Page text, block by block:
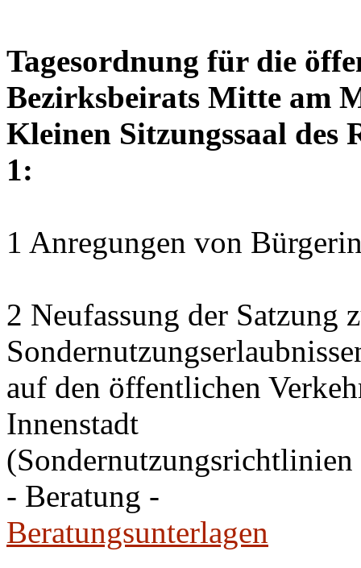
Tagesordnung für die
Bezirksbeirats Mitte am
Kleinen Sitzungssaal des
1:
1 Anregungen von
2 Neufassung der Satzung
auf den öffentlichen
Innenstadt
(Sondernutzungsrichtlinien
- Beratung -
Beratungsunterlagen